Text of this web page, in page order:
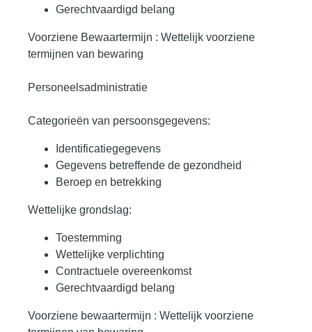
Gerechtvaardigd belang
Voorziene Bewaartermijn : Wettelijk voorziene
termijnen van bewaring
Personeelsadministratie
Categorieën van persoonsgegevens:
Identificatiegegevens
Gegevens betreffende de gezondheid
Beroep en betrekking
Wettelijke grondslag:
Toestemming
Wettelijke verplichting
Contractuele overeenkomst
Gerechtvaardigd belang
Voorziene bewaartermijn : Wettelijk voorziene